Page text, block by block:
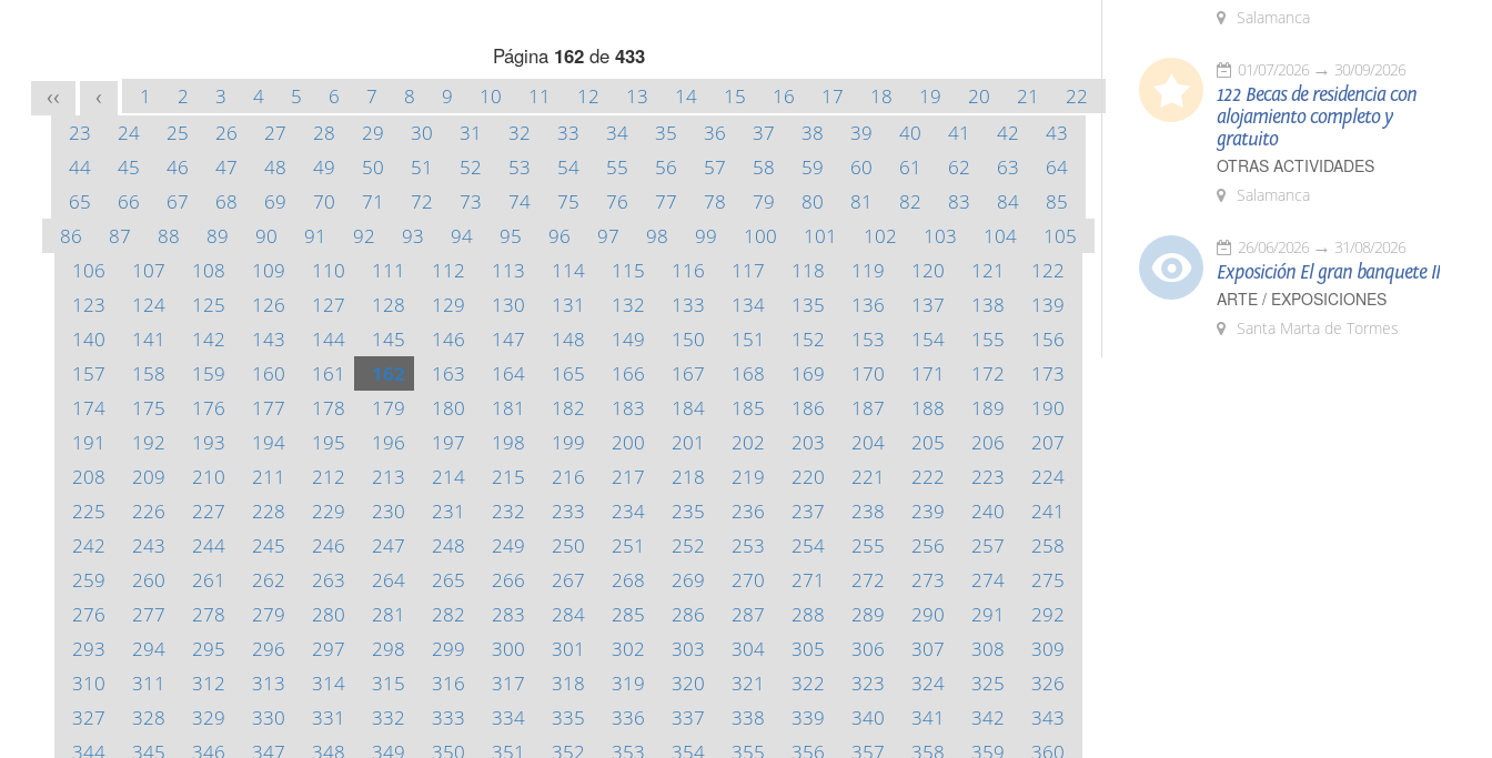
Página 162de 433
<< < 1 2 3 4 5 6 7 8 9 10 11 12 13 14 15 16 17 18 19 20 21
22
23
24 25 26 27 28 29 30 31 32 33 34 35 36 37 38 39 40 41 42
43
44
45 46 47 48 49 50 51 52 53 54 55 56 57 58 59 60 61 62 63
64
65
66 67 68 69 70 71 72 73 74 75 76 77 78 79 80 81 82 83 84
85
86
87 88 89 90 91 92 93 94 95 96 97 98 99 100 101 102 103 104
105
106
107 108 109 110 111 112 113 114 115 116 117 118 119 120 121
122
123
124 125 126 127 128 129 130 131 132 133 134 135 136 137 138
139
140
141 142 143 144 145 146 147 148 149 150 151 152 153 154 155
156
157
158 159 160 161 162 163 164 165 166 167 168 169 170 171 172
173
174
175 176 177 178 179 180 181 182 183 184 185 186 187 188 189
190
191
192 193 194 195 196 197 198 199 200 201 202 203 204 205 206
207
208
209 210 211 212 213 214 215 216 217 218 219 220 221 222 223
224
225
226 227 228 229 230 231 232 233 234 235 236 237 238 239 240
241
242
243 244 245 246 247 248 249 250 251 252 253 254 255 256 257
258
259
260 261 262 263 264 265 266 267 268 269 270 271 272 273 274
275
276
277 278 279 280 281 282 283 284 285 286 287 288 289 290 291
292
293
294 295 296 297 298 299 300 301 302 303 304 305 306 307 308
309
310
311 312 313 314 315 316 317 318 319 320 321 322 323 324 325
326
327
328 329 330 331 332 333 334 335 336 337 338 339 340 341 342
343
344
345 346 347 348 349 350 351 352 353 354 355 356 357 358 359 360
Salamanca
01/07/2026 30/09/2026
122 Becas de residencia con
alojamiento completo y
gratuito
OTRAS ACTIVIDADES
Salamanca
26/06/2026 31/08/2026
Exposición El gran banquete II
ARTE / EXPOSICIONES
Santa Marta de Tormes